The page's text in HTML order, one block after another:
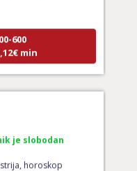
600
min
horoskop